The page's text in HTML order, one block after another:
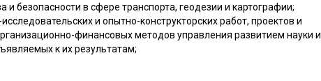
безопасности в сфере транспорта, геодезии и картографии;
и опытно-конструкторских работ, проектов и
финансовых методов управления развитием науки и
к их результатам;